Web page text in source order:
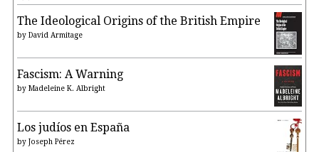
The Ideological Origins of the British Empire
by David Armitage
Fascism: A Warning
by Madeleine K. Albright
Los judíos en España
by Joseph Pérez